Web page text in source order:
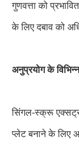
गुणवत्ता को
के लिए दबाव को
अनुप्रयोग के
सिंगल-स्क्रू
प्लेट बनाने के लिए